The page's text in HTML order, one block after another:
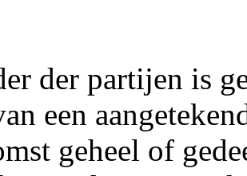
der partijen is
een
geheel of